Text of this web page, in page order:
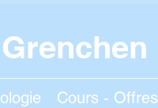
Cours - Offres